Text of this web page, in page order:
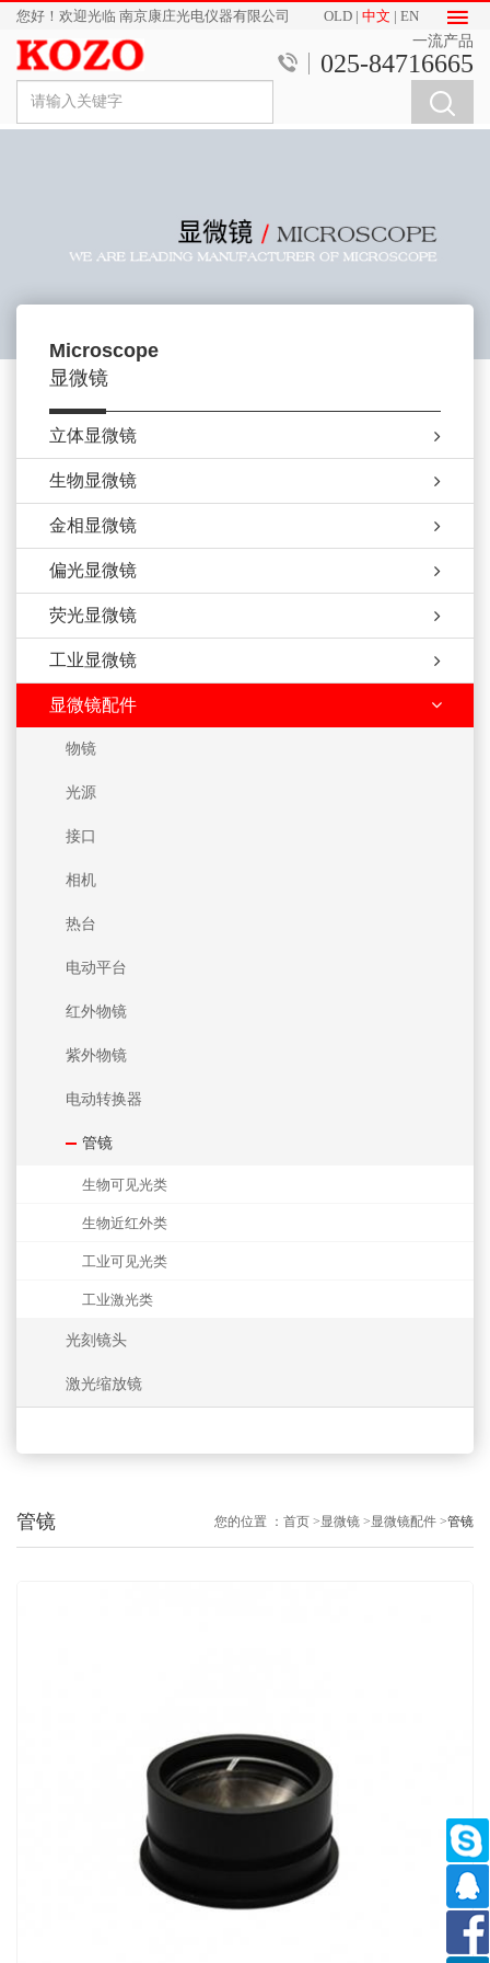
您好！欢迎光临 南京康庄光电仪器有限公司 OLD | 中文 | EN
一流产品
025-84716665
Microscope
显微镜
立体显微镜
生物显微镜
金相显微镜
偏光显微镜
荧光显微镜
工业显微镜
显微镜配件
物镜
光源
接口
相机
热台
电动平台
红外物镜
紫外物镜
电动转换器
管镜
生物可见光类
生物近红外类
工业可见光类
工业激光类
光刻镜头
激光缩放镜
管镜 您的位置 ： 首页 >显微镜 >显微镜配件 >管镜